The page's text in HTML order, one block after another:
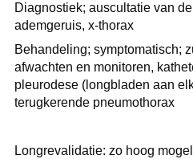
Diagnostiek; auscultatie van
ademgeruis, x-thorax
Behandeling; symptomatisch;
afwachten en monitoren,
pleurodese (longbladen aan
terugkerende pneumothorax
Longrevalidatie: zo hoog